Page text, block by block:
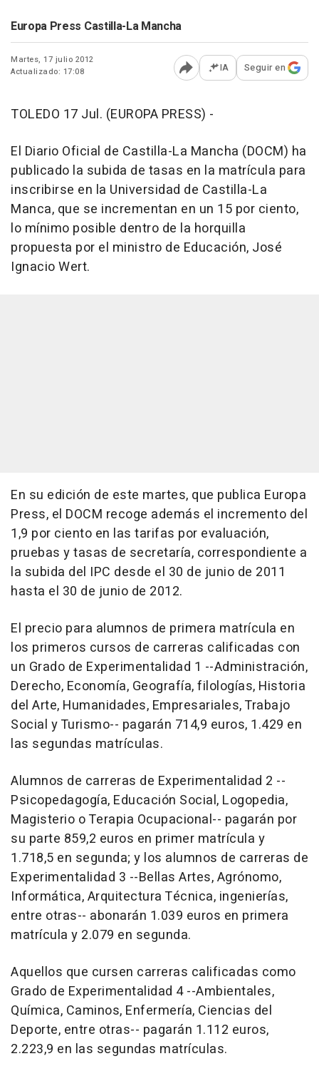
Europa Press Castilla-La Mancha
Martes, 17 julio 2012
Actualizado: 17:08
Abrir opciones para
IA Seguir en
TOLEDO 17 Jul. (EUROPA PRESS) -
El Diario Oficial de Castilla-La Mancha (DOCM) ha
publicado la subida de tasas en la matrícula para
inscribirse en la Universidad de Castilla-La
Manca, que se incrementan en un 15 por ciento,
lo mínimo posible dentro de la horquilla
propuesta por el ministro de Educación, José
Ignacio Wert.
En su edición de este martes, que publica Europa
Press, el DOCM recoge además el incremento del
1,9 por ciento en las tarifas por evaluación,
pruebas y tasas de secretaría, correspondiente a
la subida del IPC desde el 30 de junio de 2011
hasta el 30 de junio de 2012.
El precio para alumnos de primera matrícula en
los primeros cursos de carreras calificadas con
un Grado de Experimentalidad 1 --Administración,
Derecho, Economía, Geografía, filologías, Historia
del Arte, Humanidades, Empresariales, Trabajo
Social y Turismo-- pagarán 714,9 euros, 1.429 en
las segundas matrículas.
Alumnos de carreras de Experimentalidad 2 --
Psicopedagogía, Educación Social, Logopedia,
Magisterio o Terapia Ocupacional-- pagarán por
su parte 859,2 euros en primer matrícula y
1.718,5 en segunda; y los alumnos de carreras de
Experimentalidad 3 --Bellas Artes, Agrónomo,
Informática, Arquitectura Técnica, ingenierías,
entre otras-- abonarán 1.039 euros en primera
matrícula y 2.079 en segunda.
Aquellos que cursen carreras calificadas como
Grado de Experimentalidad 4 --Ambientales,
Química, Caminos, Enfermería, Ciencias del
Deporte, entre otras-- pagarán 1.112 euros,
2.223,9 en las segundas matrículas.